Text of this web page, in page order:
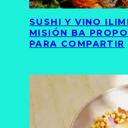
SUSHI Y VINO
MISIÓN BA
PARA COMPARTIR